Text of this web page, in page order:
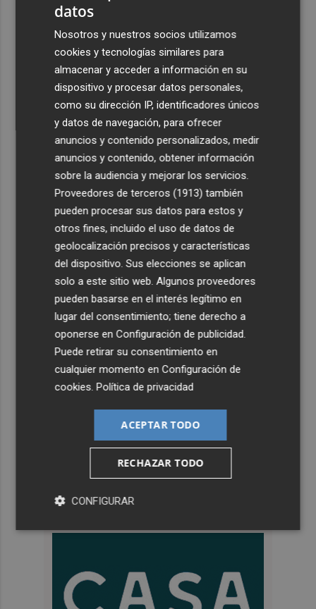
datos
Nosotros y nuestros socios utilizamos
cookies y tecnologías similares para
almacenar y acceder a información en su
dispositivo y procesar datos personales,
como su dirección IP, identificadores únicos
y datos de navegación, para ofrecer
anuncios y contenido personalizados, medir
anuncios y contenido, obtener información
sobre la audiencia y mejorar los servicios.
Proveedores de terceros (1913) también
pueden procesar sus datos para estos y
otros fines, incluido el uso de datos de
geolocalización precisos y características
del dispositivo. Sus elecciones se aplican
solo a este sitio web. Algunos proveedores
pueden basarse en el interés legítimo en
lugar del consentimiento; tiene derecho a
oponerse enConfiguración de publicidad
Puede retirar su consentimiento en
cualquier momento enConfiguración de
cookies .Política de privacidad
ACEPTAR TODO
RECHAZAR TODO
CONFIGURAR